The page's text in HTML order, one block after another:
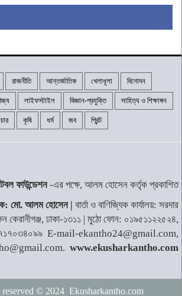
শ্রীনগরে বিএনপির উদ্যোগে গনঅভ্যুত্থান
দিবস উদযাপন
কালিয়াকৈরে ২৫ লাখ টাকার নকল সিগারেট
সাবেক যুগ্ম সচিব জগলুল পাশা গ্রেপ্তার
দক্ষিণ কোরিয়ায় তীব্র তাপপ্রবাহে ১৬ জনের
রাজনীতি আন্তর্জাতিক খেলাধূলা বিনোদন
লাইফস্টাইল বিজ্ঞান-প্রযুক্তি সাহিত্য ও শিক্ষাঙ্গন
কৃষি ধর্ম জব প্রিন্ট
ফাউন্ডেশন-এর পক্ষে, আলম হোসেন কর্তৃক প্রকাশিত
আলম হোসেন | বার্তা ও বাণিজ্যিক কার্যালয়: সরদার
কেরানীগঞ্জ, ঢাকা-১৩১১ | মুঠো ফোন: ০১৯৫১১২২৫২৪,
E-mail-ekantho24@gmail.com,
www.ekusharkantho.com
© 2024 Ekusharkantho.com